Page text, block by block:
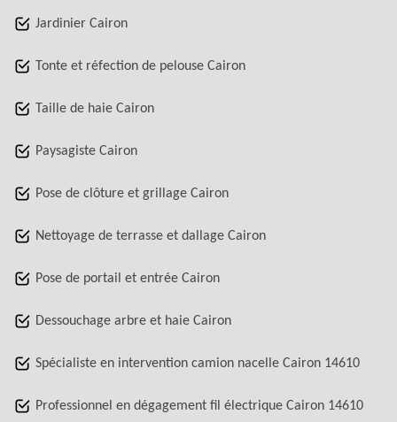
Jardinier Cairon
Tonte et réfection de pelouse Cairon
Taille de haie Cairon
Paysagiste Cairon
Pose de clôture et grillage Cairon
Nettoyage de terrasse et dallage Cairon
Pose de portail et entrée Cairon
Dessouchage arbre et haie Cairon
Spécialiste en intervention camion nacelle Cairon 14610
Professionnel en dégagement fil électrique Cairon 14610